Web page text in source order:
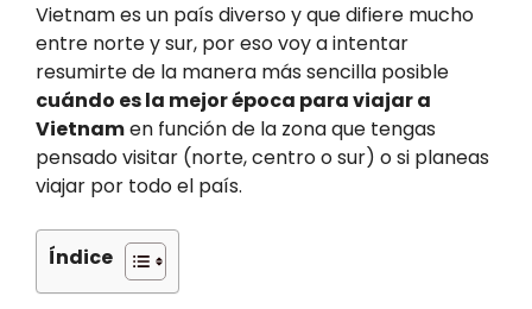
Vietnam es un país diverso y que difiere mucho
entre norte y sur, por eso voy a intentar
resumirte de la manera más sencilla posible
cuándo es la mejor época para viajar a
Vietnamen función de la zona que tengas
pensado visitar (norte, centro o sur) o si planeas
viajar por todo el país.
Índice